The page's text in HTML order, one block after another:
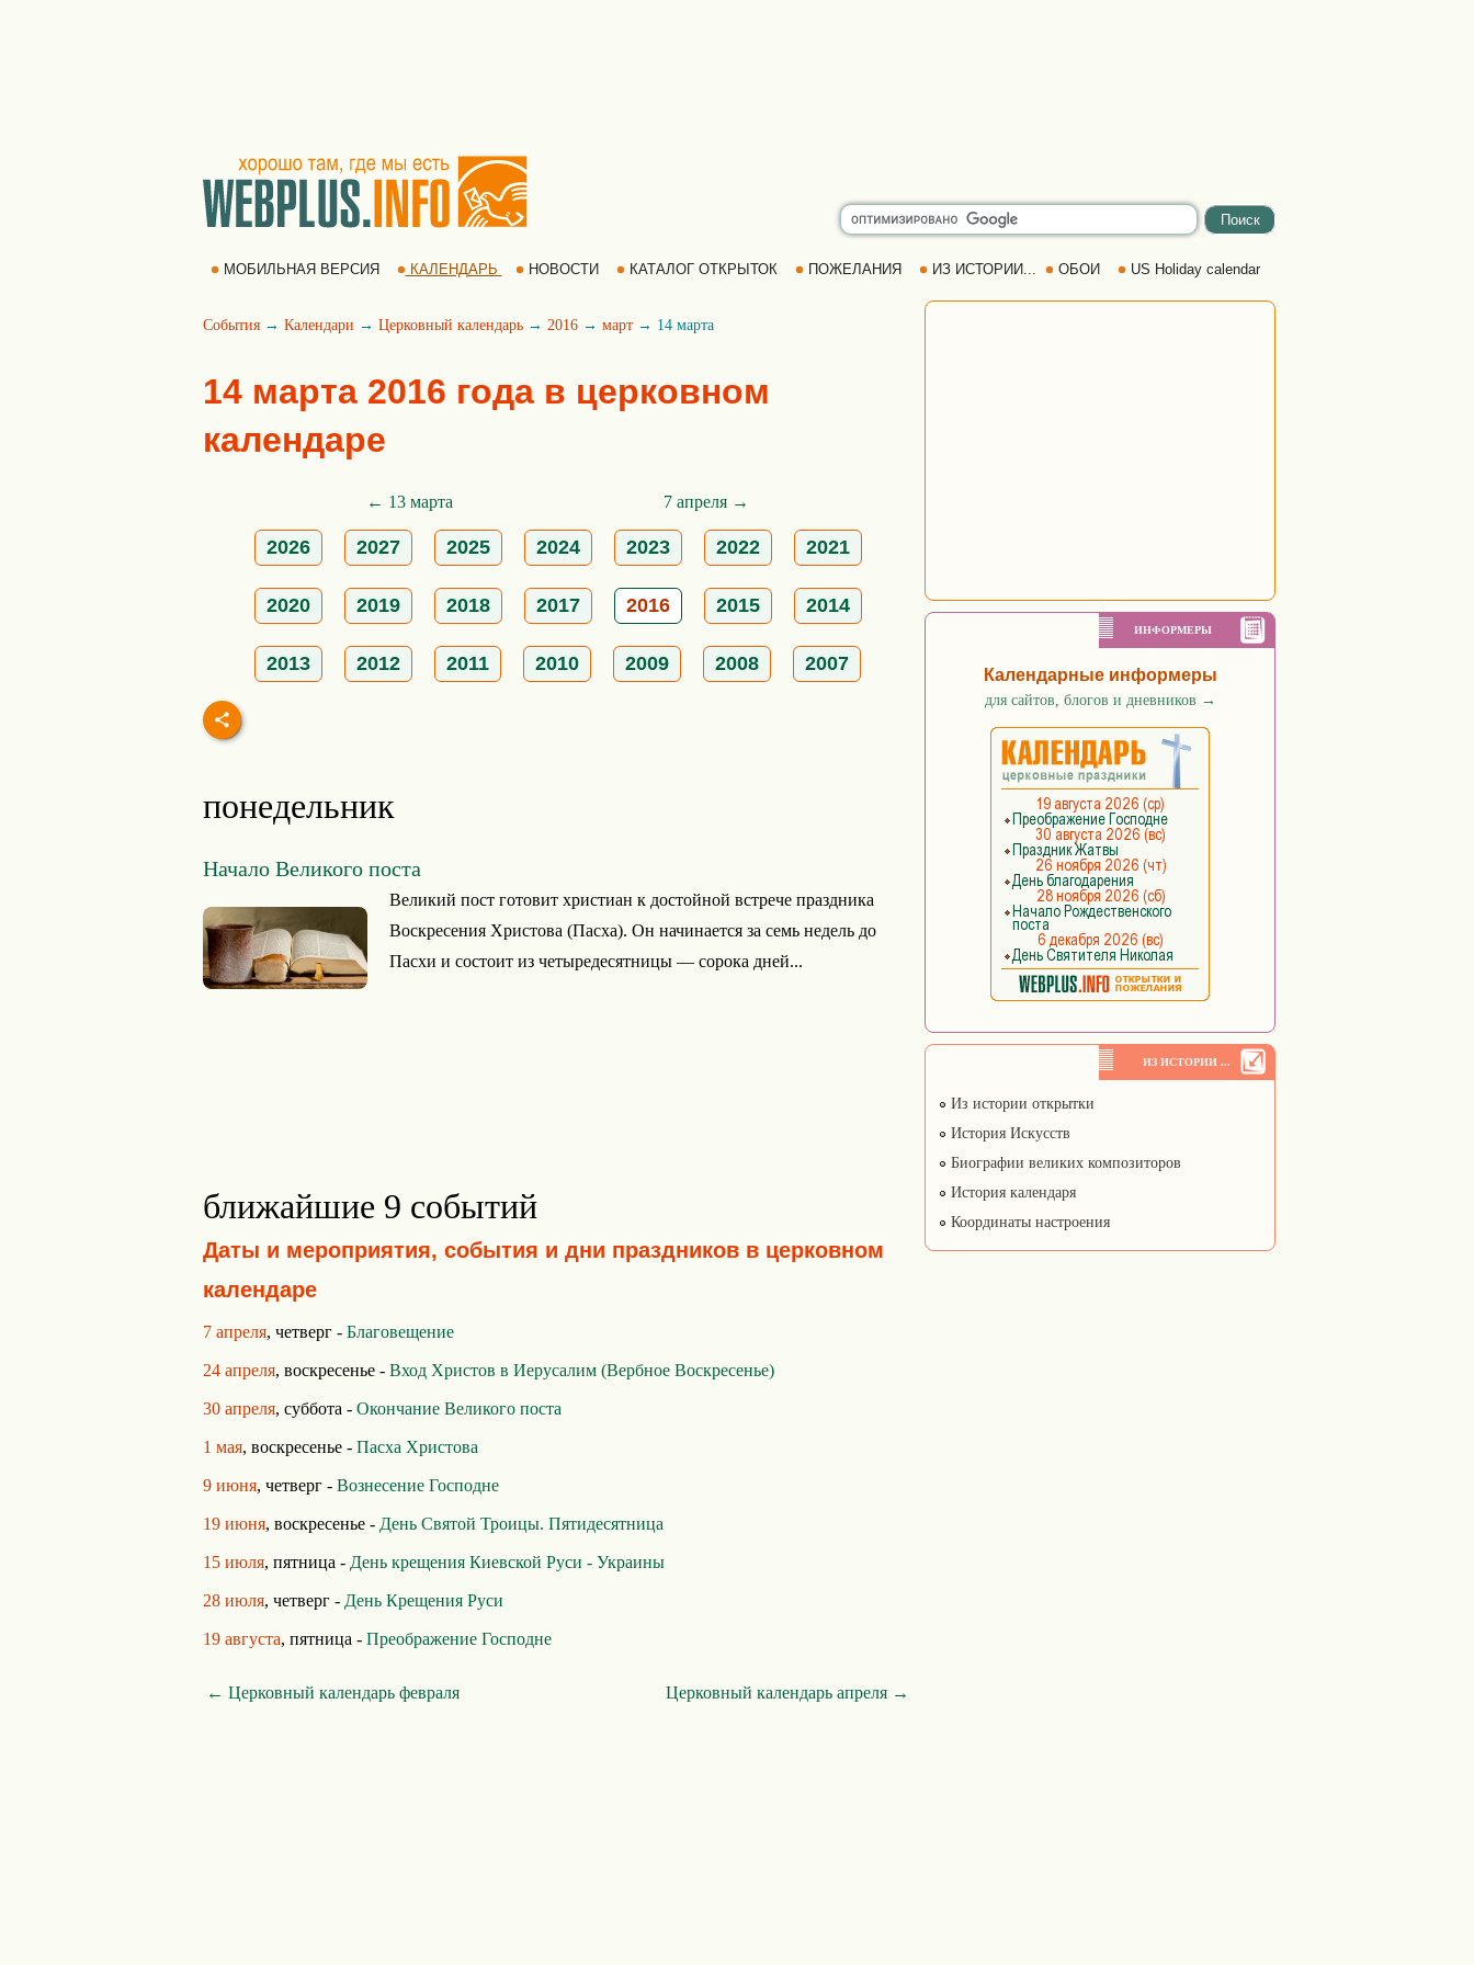
МОБИЛЬНАЯ ВЕРСИЯ КАЛЕНДАРЬ НОВОСТИ КАТАЛОГ ОТКРЫТОК ПОЖЕЛАНИЯ ИЗ ИСТОРИИ... ОБОИ US Holiday calendar
События → Календари → Церковный календарь → 2016 → март → 14 марта
14 марта 2016 года в церковном
календаре
← 13 марта 7 апреля →
2026 2027 2025 2024 2023 2022 2021
2020 2019 2018 2017 2016 2015 2014
2013 2012 2011 2010 2009 2008 2007
понедельник
Начало Великого поста
Великий пост готовит христиан к достойной встрече праздника
Воскресения Христова (Пасха). Он начинается за семь недель до
Пасхи и состоит из четыредесятницы — сорока дней...
ближайшие 9 событий
Даты и мероприятия, события и дни праздников в церковном
календаре
7 апреля, четверг - Благовещение
24 апреля, воскресенье - Вход Христов в Иерусалим (Вербное Воскресенье)
30 апреля, суббота - Окончание Великого поста
1 мая, воскресенье - Пасха Христова
9 июня, четверг - Вознесение Господне
19 июня, воскресенье - День Святой Троицы. Пятидесятница
15 июля, пятница - День крещения Киевской Руси - Украины
28 июля, четверг - День Крещения Руси
19 августа, пятница - Преображение Господне
← Церковный календарь февраля Церковный календарь апреля →
ИНФОРМЕРЫ
Календарные информеры
для сайтов, блогов и дневников →
ИЗ ИСТОРИИ ...
Из истории открытки
История Искусств
Биографии великих композиторов
История календаря
Координаты настроения